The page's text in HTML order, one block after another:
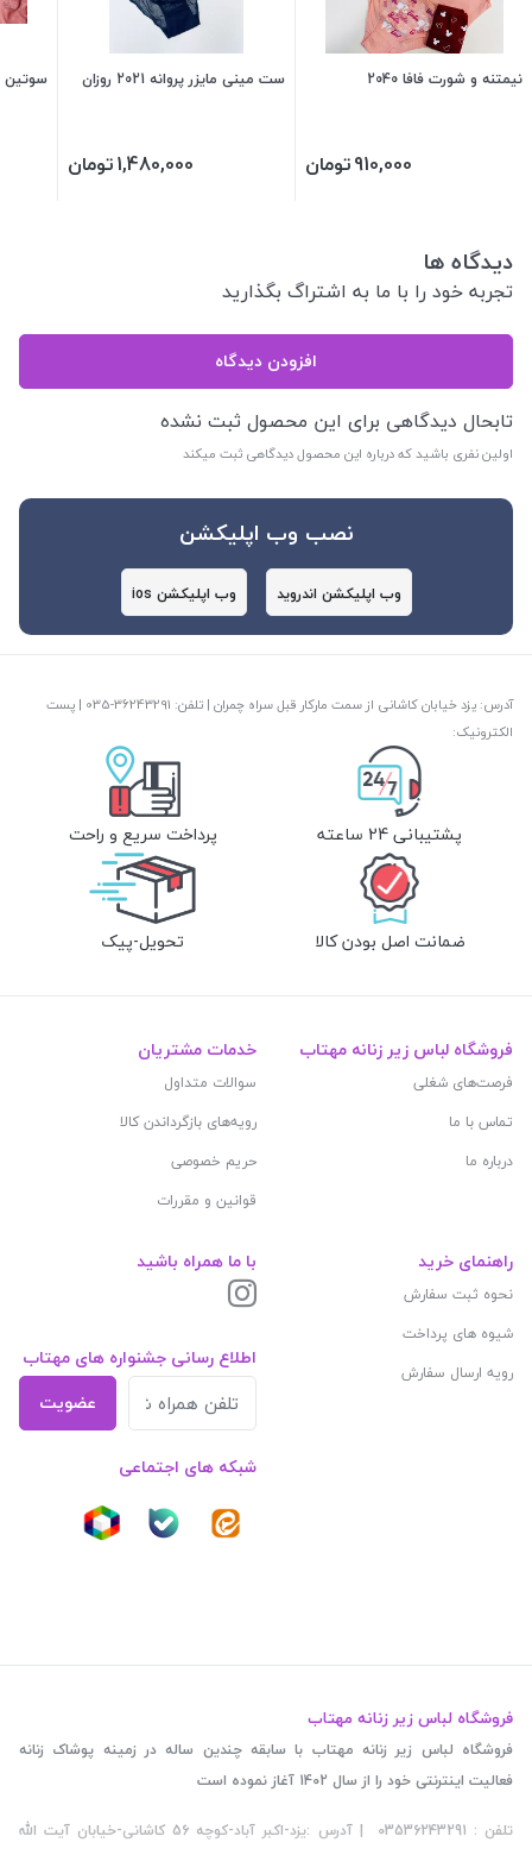
نیمتنه و شورت فافا 2040
910,000تومان
ست مینی مایزر پروانه 2021 روزان
1,480,000تومان
سوتین
دیدگاه ها
تجربه خود را با ما به اشتراگ بگذارید
افزودن دیدگاه
تابحال دیدگاهی برای این محصول ثبت نشده
اولین نفری باشید که درباره این محصول دیدگاهی ثبت میکند
نصب وب اپلیکشن
وب اپلیکشن اندروید وب اپلیکشن ios
آدرس: یزد خیابان کاشانی از سمت مارکار قبل سراه چمران | تلفن: ‎035-36243291 | پست
الکترونیک:
پشتیبانی 24 ساعته پرداخت سریع و راحت
ضمانت اصل بودن کالا تحویل-پیک
فروشگاه لباس زیر زنانه مهتاب
فرصت‌های شغلی
تماس با ما
درباره ما
خدمات مشتریان
سوالات متداول
رویه‌های بازگرداندن کالا
حریم خصوصی
قوانین و مقررات
راهنمای خرید
نحوه ثبت سفارش
شیوه های پرداخت
رویه ارسال سفارش
با ما همراه باشید
اطلاع رسانی جشنواره های مهتاب
عضویت
شبکه های اجتماعی
فروشگاه لباس زیر زنانه مهتاب
فروشگاه لباس زیر زنانه مهتاب با سابقه چندین ساله در زمینه پوشاک زنانه
فعالیت اینترنتی خود را از سال 1402 آغاز نموده است
تلفن : 03536243291 | آدرس :یزد-اکبر آباد-کوچه 56 کاشانی-خیابان آیت الله